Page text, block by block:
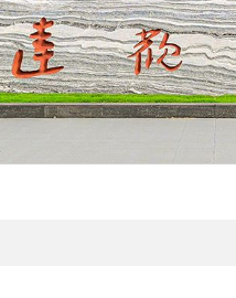
机构设置 学
学
培
课